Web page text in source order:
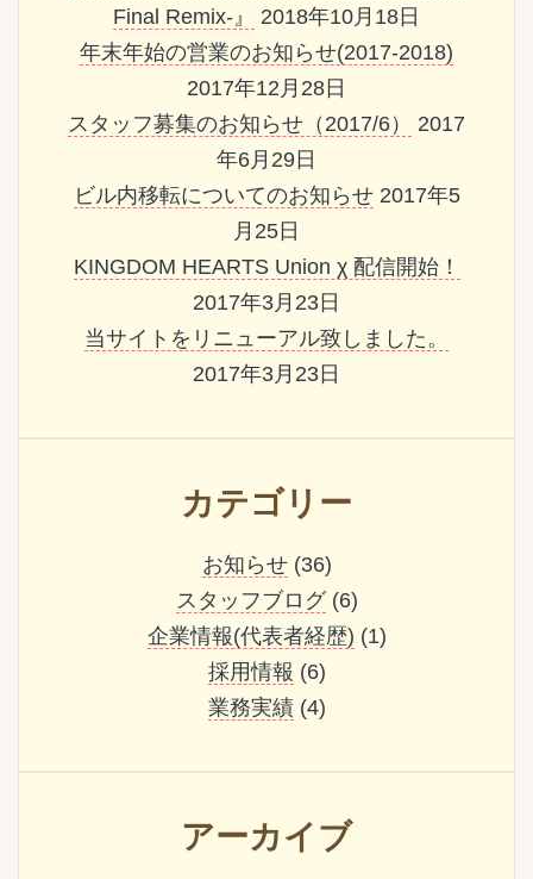
Final Remix-』
2018年10月18日
年末年始の営業のお知らせ(2017-2018)
2017年12月28日
スタッフ募集のお知らせ（2017/6）
2017
年6月29日
ビル内移転についてのお知らせ 2017年5
月25日
KINGDOM HEARTS Union χ 配信開始！
2017年3月23日
当サイトをリニューアル致しました。
2017年3月23日
カテゴリー
お知らせ(36)
スタッフブログ(6)
企業情報(代表者経歴) (1)
採用情報 (6)
業務実績(4)
アーカイブ